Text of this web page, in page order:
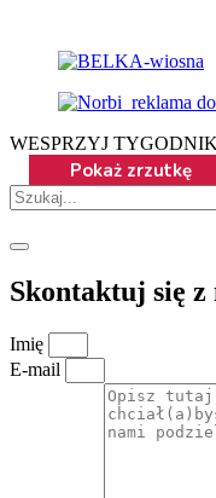
WESPRZYJ
Skontaktuj się z
Imię
E-mail